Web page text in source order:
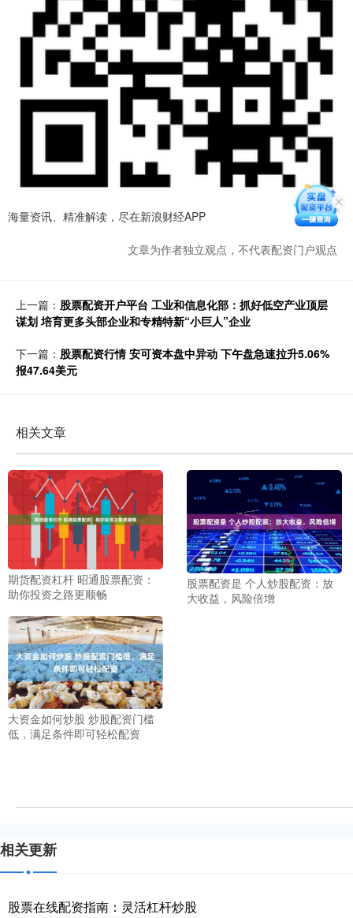
海量资讯、精准解读，尽在新浪财经APP
文章为作者独立观点，不代表配资门户观点
上一篇： 股票配资开户平台 工业和信息化部：抓好低空产业顶层
谋划 培育更多头部企业和专精特新“小巨人”企业
下一篇： 股票配资行情 安可资本盘中异动 下午盘急速拉升5.06%
报47.64美元
相关文章
期货配资杠杆 昭通股票配资：
助你投资之路更顺畅
股票配资是 个人炒股配资：放
大收益，风险倍增
大资金如何炒股 炒股配资门槛
低，满足条件即可轻松配资
相关更新
股票在线配资指南：灵活杠杆炒股